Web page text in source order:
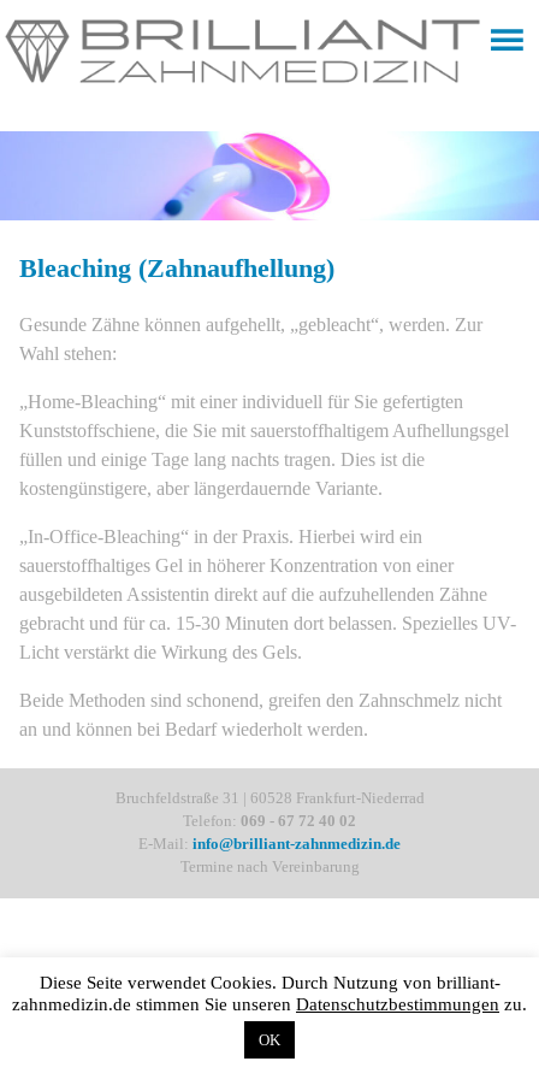
Bleaching (Zahnaufhellung)
Gesunde Zähne können aufgehellt, „gebleacht“, werden. Zur
Wahl stehen:
„Home-Bleaching“ mit einer individuell für Sie gefertigten
Kunststoffschiene, die Sie mit sauerstoffhaltigem Aufhellungsgel
füllen und einige Tage lang nachts tragen. Dies ist die
kostengünstigere, aber längerdauernde Variante.
„In-Office-Bleaching“ in der Praxis. Hierbei wird ein
sauerstoffhaltiges Gel in höherer Konzentration von einer
ausgebildeten Assistentin direkt auf die aufzuhellenden Zähne
gebracht und für ca. 15-30 Minuten dort belassen. Spezielles UV-
Licht verstärkt die Wirkung des Gels.
Beide Methoden sind schonend, greifen den Zahnschmelz nicht
an und können bei Bedarf wiederholt werden.
Bruchfeldstraße 31 | 60528 Frankfurt-Niederrad
Telefon: 069 - 67 72 40 02
E-Mail: info@brilliant-zahnmedizin.de
Termine nach Vereinbarung
Diese Seite verwendet Cookies. Durch Nutzung von brilliant-
zahnmedizin.de stimmen Sie unseren Datenschutzbestimmungen zu.
OK